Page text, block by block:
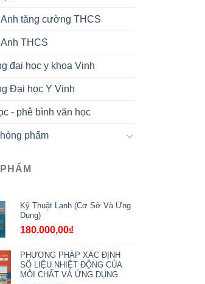
tăng cường THCS
THCS
đại học y khoa Vinh
Đại học Y Vinh
- phê bình văn học
phẩm
Kỹ Thuật Lạnh (Cơ Sở Và Ứng
Dụng)
180.000,00₫
PHƯƠNG PHÁP XÁC ĐỊNH
SỐ LIỆU NHIỆT ĐỘNG CỦA
MÔI CHẤT VÀ ỨNG DỤNG